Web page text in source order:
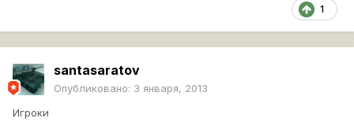
1
santasaratov
Опубликовано: 3 января, 2013
Игроки